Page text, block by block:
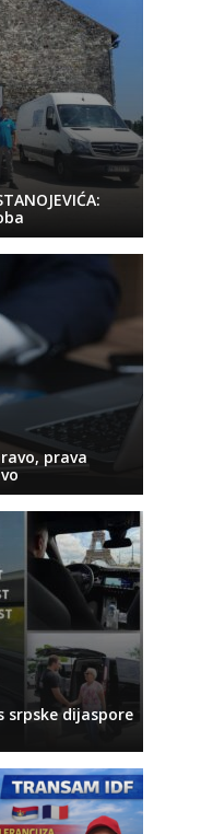
prava
srpske dijaspore